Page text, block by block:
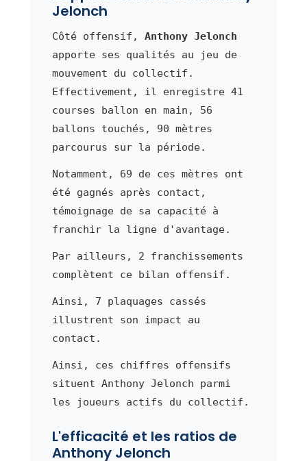
Jelonch
Côté offensif, Anthony Jelonch
apporte ses qualités au jeu de
mouvement du collectif.
Effectivement, il enregistre 41
courses ballon en main, 56
ballons touchés, 90 mètres
parcourus sur la période.
Notamment, 69 de ces mètres ont
été gagnés après contact,
témoignage de sa capacité à
franchir la ligne d'avantage.
Par ailleurs, 2 franchissements
complètent ce bilan offensif.
Ainsi, 7 plaquages cassés
illustrent son impact au
contact.
Ainsi, ces chiffres offensifs
situent Anthony Jelonch parmi
les joueurs actifs du collectif.
L'efficacité et les ratios de
Anthony Jelonch